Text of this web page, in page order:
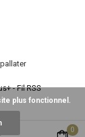
-Fil RSS
0
plus fonctionnel.